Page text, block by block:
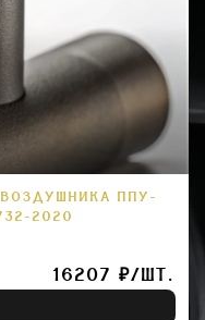
ППУ-
2020
16207 ₽/ШТ.